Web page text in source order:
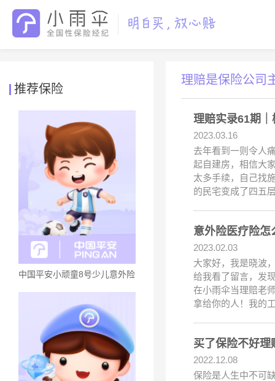
推荐保险
中国平安小顽童8号少儿意外险
理赔是保险公司
理赔实录61期
2023.03.16
去年看到一则令人
起自建房，相信大
太多手续，自己找
的民宅变成了四五
意外险医疗险怎
2023.02.03
大家好，我是晓波
给我看了留言，发
在小雨伞当理赔老
拿给你的人！我的
买了保险不好理
2022.12.08
保险是人生中不可